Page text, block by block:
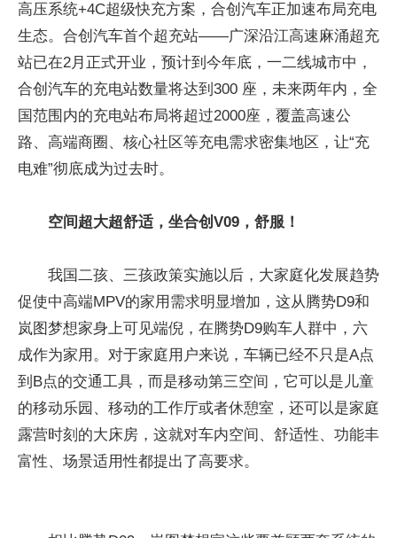
高压系统+4C超级快充方案，合创汽车正加速布局充电
生态。合创汽车首个超充站——广深沿江高速麻涌超充
站已在2月正式开业，预计到今年底，一二线城市中，
合创汽车的充电站数量将达到300 座，未来两年内，全
国范围内的充电站布局将超过2000座，覆盖高速公
路、高端商圈、核心社区等充电需求密集地区，让“充
电难”彻底成为过去时。
空间超大超舒适，坐合创V09，舒服！
我国二孩、三孩政策实施以后，大家庭化发展趋势
促使中高端MPV的家用需求明显增加，这从腾势D9和
岚图梦想家身上可见端倪，在腾势D9购车人群中，六
成作为家用。对于家庭用户来说，车辆已经不只是A点
到B点的交通工具，而是移动第三空间，它可以是儿童
的移动乐园、移动的工作厅或者休憩室，还可以是家庭
露营时刻的大床房，这就对车内空间、舒适性、功能丰
富性、场景适用性都提出了高要求。